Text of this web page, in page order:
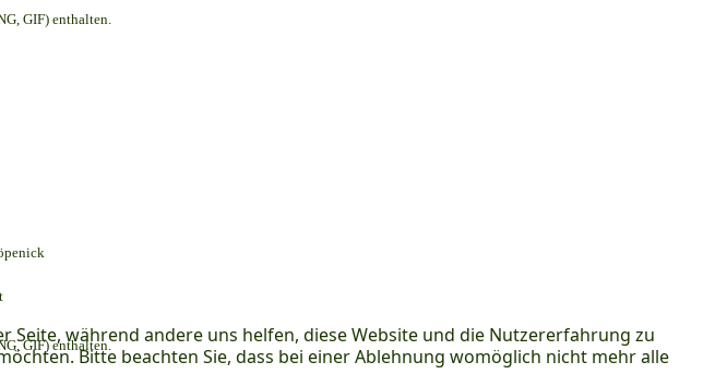
während andere uns helfen, diese Website und die Nutzererfahrung zu
Bitte beachten Sie, dass bei einer Ablehnung womöglich nicht mehr alle
GIF) enthalten.
GIF) enthalten.